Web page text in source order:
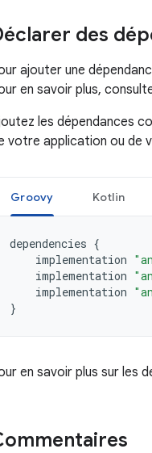
des
ajouter une
en savoir plus,
les dépendances
votre application ou de
Groovy Kotlin
dependencies {
implementation
implementation
implementation
}
en savoir plus sur les